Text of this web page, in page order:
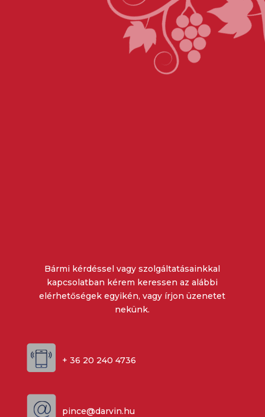
Bármi kérdéssel vagy szolgáltatásainkkal
kapcsolatban kérem keressen az alábbi
elérhetőségek egyikén, vagy írjon üzenetet
nekünk.
+ 36 20 240 4736
pince@darvin.hu